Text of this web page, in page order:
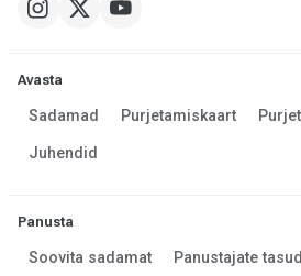
Avasta
Sadamad Purjetamiskaart
Juhendid
Panusta
Soovita sadamat Panustajate tasud